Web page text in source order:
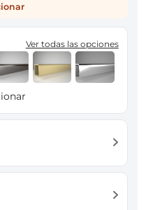
Ver todas las opciones